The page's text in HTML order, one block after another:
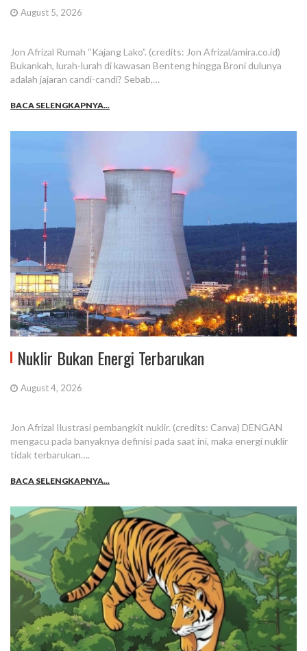
August 5, 2026
Jon Afrizal Rumah “Kajang Lako”. (credits: Jon Afrizal/amira.co.id)
Bukankah, lurah-lurah di kawasan Benteng hingga Broni dulunya
adalah jajaran candi-candi? Sebab,…
BACA SELENGKAPNYA...
Nuklir Bukan Energi Terbarukan
August 4, 2026
Jon Afrizal Ilustrasi pembangkit nuklir. (credits: Canva) DENGAN
mengacu pada banyaknya definisi pada saat ini, maka energi nuklir
tidak terbarukan….
BACA SELENGKAPNYA...